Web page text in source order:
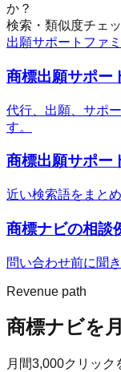
か？
検索・類似度チェ
出願サポートファ
商標出願サポー
代行、出願、サポ
す。
商標出願サポー
近い検索語をまと
商標ナビの相談
問い合わせ前に聞
Revenue path
商標ナビを
月間3,000クリック